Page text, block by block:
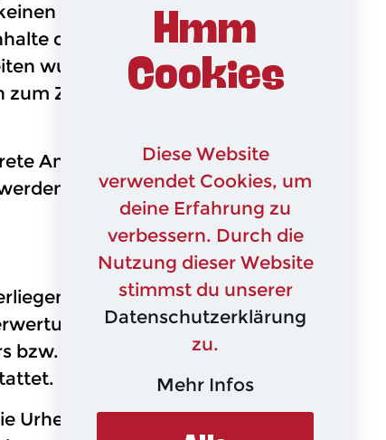
Einfluss haben. Deshalb
der verlinkten Seiten ist stets
wurden zum Zeitpunkt der
zum Zeitpunkt der Verlinkung
Anhaltspunkte einer
wir derartige Links
dem deutschen
außerhalb der Grenzen
Erstellers. Downloads und
Urheberrechte Dritter beachtet.
Hmm
Cookies
Diese Website
verwendet Cookies, um
deine Erfahrung zu
verbessern. Durch die
Nutzung dieser Website
stimmst du unserer
Datenschutzerklärung
zu.
Mehr Infos